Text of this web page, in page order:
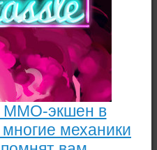
экшен в
механики